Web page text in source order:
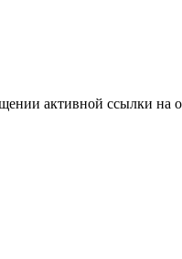
активной ссылки на